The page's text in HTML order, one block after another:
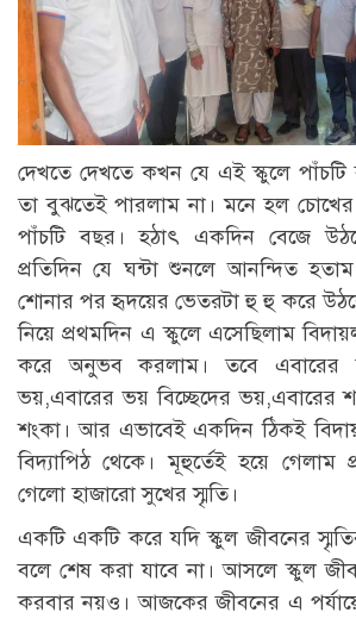
দেখতে দেখতে কখন যে এই স্কুলে পাঁচটি
তা বুঝতেই পারলাম না। মনে হল
পাঁচটি বছর। হঠাৎ একদিন বেজে
প্রতিদিন যে ঘন্টা শুনলে আনন্দিত
শোনার পর হৃদয়ের ভেতরটা হু হু করে
নিয়ে প্রথমদিন এ স্কুলে এসেছিলাম
করে অনুভব করলাম। তবে এবারের
ভয়,এবারের ভয় বিচ্ছেদের ভয়,এবারের
শংকা। আর এভাবেই একদিন ঠিকই
বিদ্যাপিঠ থেকে। মূহুর্তেই হয়ে গেলাম
গেলো হাজারো সুখের স্মৃতি।
একটি একটি করে যদি স্কুল জীবনের
বলে শেষ করা যাবে না। আসলে স্কুল
করবার নয়ও। আজকের জীবনের এ